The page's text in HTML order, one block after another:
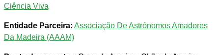
Ciência Viva
Entidade Parceira: Associação De Astrónomos Amadores
Da Madeira (AAAM)